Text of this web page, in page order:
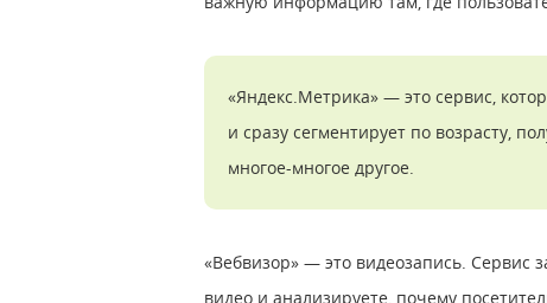
«Яндекс.Метрика» — это сервис,
и сразу сегментирует по возрасту,
многое-многое другое.
«Вебвизор» — это видеозапись. Сервис
видео и анализируете, почему